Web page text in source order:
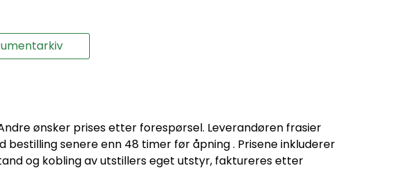
ønsker prises etter forespørsel. Leverandøren frasier
senere enn 48 timer før åpning . Prisene inkluderer
og kobling av utstillers eget utstyr, faktureres etter